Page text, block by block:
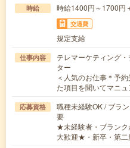
時給 時給1400円～1700
交通費
規定支給
仕事内容
テレマーケティング
ター
＜人気のお仕事＊予
た項目を聞いてマニ
応募資格
職種未経験OK / ブラ
要
★未経験者・ブランク
大歓迎★・新卒・第